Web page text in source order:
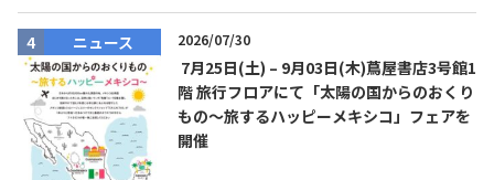
ニュース 2026/07/30
7月25日(土) – 9月03日(木)蔦屋書店3号館1
階 旅行フロアにて「太陽の国からのおくり
もの～旅するハッピーメキシコ」フェアを
開催